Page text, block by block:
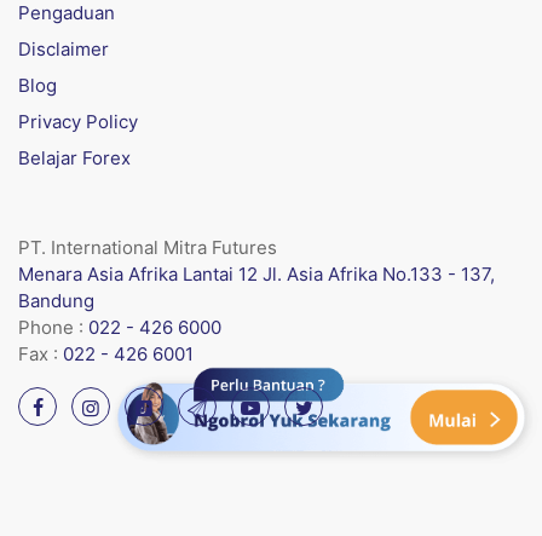
Pengaduan
Disclaimer
Blog
Privacy Policy
Belajar Forex
PT. International Mitra Futures
Menara Asia Afrika Lantai 12 Jl. Asia Afrika No.133 - 137,
Bandung
Phone : 022 - 426 6000
Fax : 022 - 426 6001